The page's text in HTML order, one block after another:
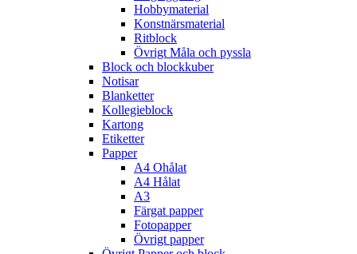
Hobbymaterial
Konstnärsmaterial
Ritblock
Övrigt Måla och pyssla
Block och blockkuber
Notisar
Blanketter
Kollegieblock
Kartong
Etiketter
Papper
A4 Ohålat
A4 Hålat
A3
Färgat papper
Fotopapper
Övrigt papper